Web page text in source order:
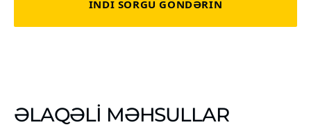
İNDİ SORĞU GÖNDƏRİN
ƏLAQƏLİ MƏHSULLAR